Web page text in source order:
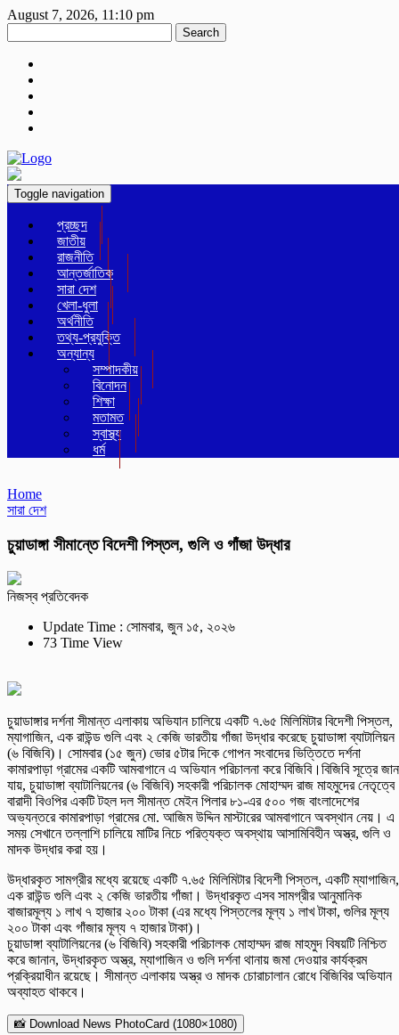
August 7, 2026, 11:10 pm
Search
Toggle navigation
প্রচ্ছদ
জাতীয়
রাজনীতি
আন্তর্জাতিক
সারা দেশ
খেলা-ধুলা
অর্থনীতি
তথ্য-প্রযুক্তি
অন্যান্য
সম্পাদকীয়
বিনোদন
শিক্ষা
মতামত
স্বাস্থ্য
ধর্ম
Home
সারা দেশ
চুয়াডাঙ্গা সীমান্তে বিদেশী পিস্তল, গুলি ও গাঁজা উদ্ধার
নিজস্ব প্রতিবেদক
Update Time : সোমবার, জুন ১৫, ২০২৬
73 Time View
চুয়াডাঙ্গার দর্শনা সীমান্ত এলাকায় অভিযান চালিয়ে একটি ৭.৬৫ মিলিমিটার বিদেশী পিস্তল,
ম্যাগাজিন, এক রাউন্ড গুলি এবং ২ কেজি ভারতীয় গাঁজা উদ্ধার করেছে চুয়াডাঙ্গা ব্যাটালিয়ন
(৬ বিজিবি)। সোমবার (১৫ জুন) ভোর ৫টার দিকে গোপন সংবাদের ভিত্তিতে দর্শনা
কামারপাড়া গ্রামের একটি আমবাগানে এ অভিযান পরিচালনা করে বিজিবি।বিজিবি সূত্রে
যায়, চুয়াডাঙ্গা ব্যাটালিয়নের (৬ বিজিবি) সহকারী পরিচালক মোহাম্মদ রাজ মাহমুদের নেতৃত্বে
বারাদী বিওপির একটি টহল দল সীমান্ত মেইন পিলার ৮১-এর ৫০০ গজ বাংলাদেশের
অভ্যন্তরে কামারপাড়া গ্রামের মো. আজিম উদ্দিন মাস্টারের আমবাগানে অবস্থান নেয়। এ
সময় সেখানে তল্লাশি চালিয়ে মাটির নিচে পরিত্যক্ত অবস্থায় আসামিবিহীন অস্ত্র, গুলি ও
মাদক উদ্ধার করা হয়।
উদ্ধারকৃত সামগ্রীর মধ্যে রয়েছে একটি ৭.৬৫ মিলিমিটার বিদেশী পিস্তল, একটি ম্যাগাজিন,
এক রাউন্ড গুলি এবং ২ কেজি ভারতীয় গাঁজা। উদ্ধারকৃত এসব সামগ্রীর আনুমানিক
বাজারমূল্য ১ লাখ ৭ হাজার ২০০ টাকা (এর মধ্যে পিস্তলের মূল্য ১ লাখ টাকা, গুলির মূল্য
২০০ টাকা এবং গাঁজার মূল্য ৭ হাজার টাকা)।
চুয়াডাঙ্গা ব্যাটালিয়নের (৬ বিজিবি) সহকারী পরিচালক মোহাম্মদ রাজ মাহমুদ বিষয়টি নিশ্চিত
করে জানান, উদ্ধারকৃত অস্ত্র, ম্যাগাজিন ও গুলি দর্শনা থানায় জমা দেওয়ার কার্যক্রম
প্রক্রিয়াধীন রয়েছে। সীমান্ত এলাকায় অস্ত্র ও মাদক চোরাচালান রোধে বিজিবির অভিযান
অব্যাহত থাকবে।
📸 Download News PhotoCard (1080×1080)